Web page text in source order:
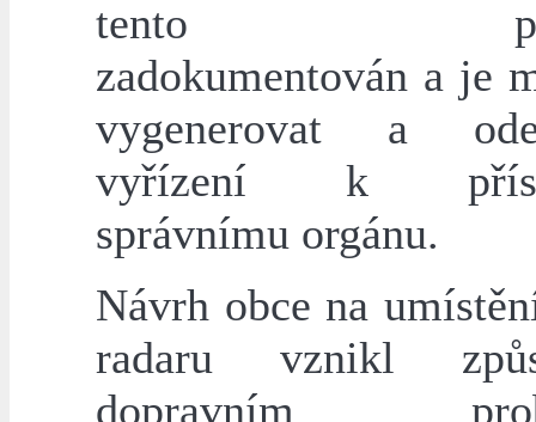
tento
zadokumentován a je
vygenerovat a
vyřízení k
správnímu orgánu.
Návrh obce na
radaru vznikl
dopravním